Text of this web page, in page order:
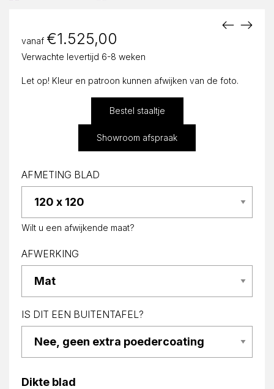
vanaf €1.525,00
Verwachte levertijd 6-8 weken
Let op! Kleur en patroon kunnen afwijken van de foto.
Bestel staaltje
Showroom afspraak
AFMETING BLAD
Wilt u een afwijkende maat?
AFWERKING
IS DIT EEN BUITENTAFEL?
Dikte blad